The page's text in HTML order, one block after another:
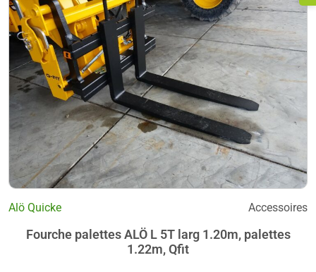
Alö Quicke Accessoires
Fourche palettes ALÖ L 5T larg 1.20m, palettes
1.22m, Qfit